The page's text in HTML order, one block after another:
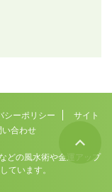
シーポリシー
サイト
い合わせ
どの風水術や金運アップ
ています。